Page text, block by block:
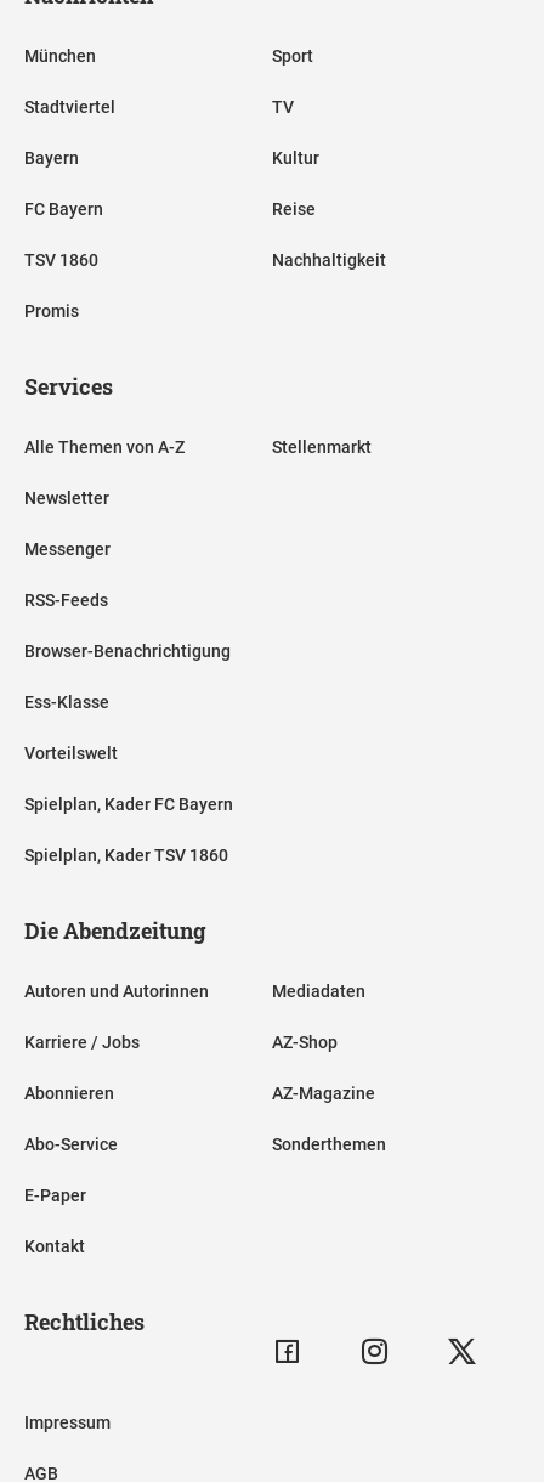
München
Stadtviertel
Bayern
FC Bayern
TSV 1860
Promis
Sport
TV
Kultur
Reise
Nachhaltigkeit
Services
Alle Themen von A-Z
Newsletter
Messenger
RSS-Feeds
Browser-Benachrichtigung
Ess-Klasse
Vorteilswelt
Spielplan, Kader FC Bayern
Spielplan, Kader TSV 1860
Stellenmarkt
Die Abendzeitung
Autoren und Autorinnen
Karriere / Jobs
Abonnieren
Abo-Service
E-Paper
Kontakt
Mediadaten
AZ-Shop
AZ-Magazine
Sonderthemen
Rechtliches
Impressum
AGB